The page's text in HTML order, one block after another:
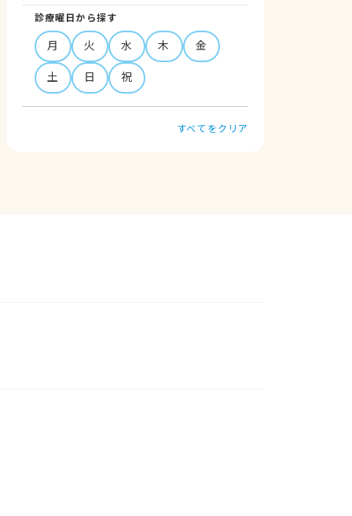
診療曜日から探す
月 火 水 木
金
土
日 祝
すべてをクリア